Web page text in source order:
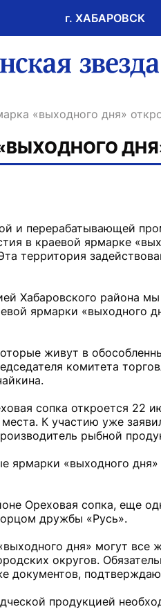
г. ХАБАРОВСК
ссылка на главную
«выходного дня»
и перерабатывающей
в краевой ярмарке
территория
Хабаровского района
ярмарки «выходного
живут в
комитета
сопка откроется 22
К участию уже
рыбной
ярмарки «выходного
Ореховая сопка, еще
дружбы «Русь».
дня» могут
округов.
документов,
продукцией